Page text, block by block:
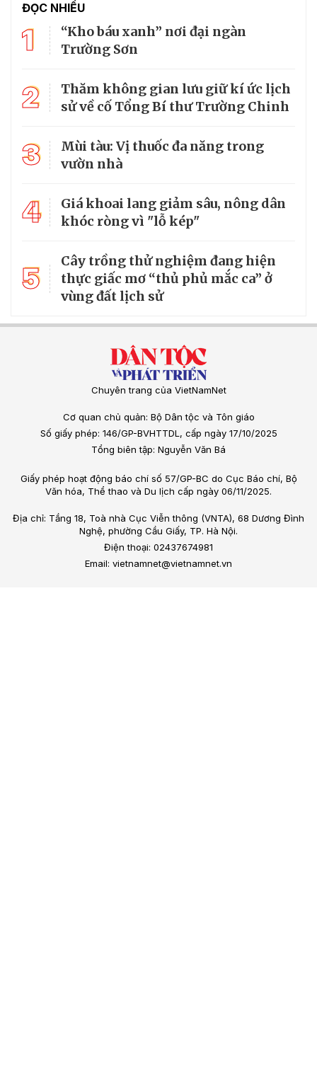
ĐỌC NHIỀU
1
“Kho báu xanh” nơi đại ngàn
Trường Sơn
2
Thăm không gian lưu giữ kí ức lịch
sử về cố Tổng Bí thư Trường Chinh
3
Mùi tàu: Vị thuốc đa năng trong
vườn nhà
4
Giá khoai lang giảm sâu, nông dân
khóc ròng vì "lỗ kép"
5
Cây trồng thử nghiệm đang hiện
thực giấc mơ “thủ phủ mắc ca” ở
vùng đất lịch sử
Chuyên trang của VietNamNet
Cơ quan chủ quản: Bộ Dân tộc và Tôn giáo
Số giấy phép: 146/GP-BVHTTDL, cấp ngày 17/10/2025
Tổng biên tập: Nguyễn Văn Bá
Giấy phép hoạt động báo chí số 57/GP-BC do Cục Báo chí, Bộ
Văn hóa, Thể thao và Du lịch cấp ngày 06/11/2025.
Địa chỉ: Tầng 18, Toà nhà Cục Viễn thông (VNTA), 68 Dương Đình
Nghệ, phường Cầu Giấy, TP. Hà Nội.
Điện thoại: 02437674981
Email: vietnamnet@vietnamnet.vn